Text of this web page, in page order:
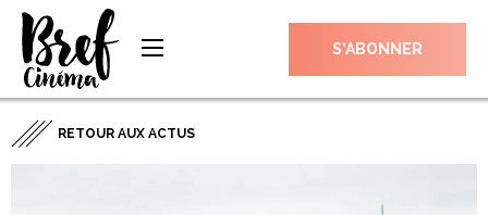
S’ABONNER
RETOUR AUX ACTUS